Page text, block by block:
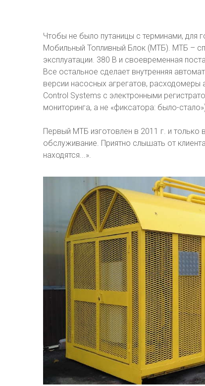
Чтобы не было путаницы с терминами, для
Мобильный Топливный Блок (МТБ). МТБ –
эксплуатации. 380 В и своевременная
Все остальное сделает внутренняя
версии насосных агрегатов, расходомеры
Control Systems с электронными
мониторинга, а не «фиксатора: было-
Первый МТБ изготовлен в 2011 г. и только
обслуживание. Приятно слышать от
находятся...».